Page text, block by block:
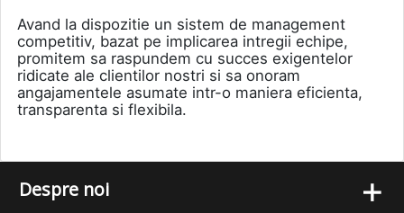
Avand la dispozitie un sistem de management
competitiv, bazat pe implicarea intregii echipe,
promitem sa raspundem cu succes exigentelor
ridicate ale clientilor nostri si sa onoram
angajamentele asumate intr-o maniera eficienta,
transparenta si flexibila.
Despre noi +